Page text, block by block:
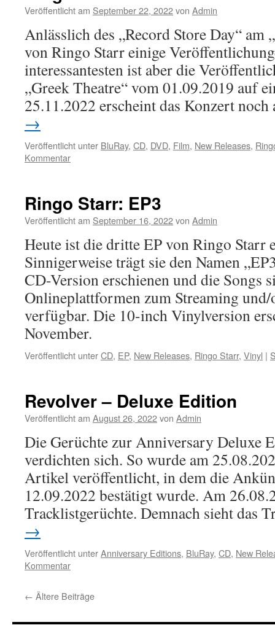
Veröffentlicht am September 22, 2022von Admin
Anlässlich des „Record Store Day“ am
von Ringo Starr einige
interessantesten ist aber die
„Greek Theatre“ vom 01.09.2019 auf
25.11.2022 erscheint das Konzert
→
Veröffentlicht unter BluRay, CD, DVD, Film, New Releases,
Kommentar
Ringo Starr: EP3
Veröffentlicht am September 16, 2022von Admin
Heute ist die dritte EP von Ringo Starr
Sinnigerweise trägt sie den Namen
CD-Version erschienen und die Songs
Onlineplattformen zum Streaming
verfügbar. Die 10-inch Vinylversion
November.
Veröffentlicht unterCD, EP, New Releases, Ringo Starr, Vinyl |
Revolver – Deluxe Edition
Veröffentlicht am August 26, 2022von Admin
Die Gerüchte zur Anniversary Deluxe
verdichten sich. So wurde am
Artikel veröffentlicht, in dem die
12.09.2022 bestätigt wurde. Am
Tracklistgerüchte. Demnach sieht das
→
Veröffentlicht unterAnniversary Editions, BluRay, CD, New
Kommentar
← Ältere Beiträge